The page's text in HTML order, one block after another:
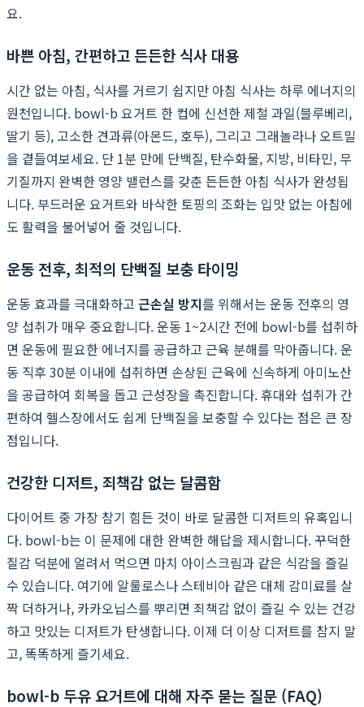
요.
바쁜 아침, 간편하고 든든한 식사 대용
시간 없는 아침, 식사를 거르기 쉽지만 아침 식사는 하루 에너지의
원천입니다. bowl-b 요거트 한 컵에 신선한 제철 과일(블루베리,
딸기 등), 고소한 견과류(아몬드, 호두), 그리고 그래놀라나 오트밀
을 곁들여보세요. 단 1분 만에 단백질, 탄수화물, 지방, 비타민, 무
기질까지 완벽한 영양 밸런스를 갖춘 든든한 아침 식사가 완성됩
니다. 부드러운 요거트와 바삭한 토핑의 조화는 입맛 없는 아침에
도 활력을 불어넣어 줄 것입니다.
운동 전후, 최적의 단백질 보충 타이밍
운동 효과를 극대화하고 근손실 방지를 위해서는 운동 전후의 영
양 섭취가 매우 중요합니다. 운동 1~2시간 전에 bowl-b를 섭취하
면 운동에 필요한 에너지를 공급하고 근육 분해를 막아줍니다. 운
동 직후 30분 이내에 섭취하면 손상된 근육에 신속하게 아미노산
을 공급하여 회복을 돕고 근성장을 촉진합니다. 휴대와 섭취가 간
편하여 헬스장에서도 쉽게 단백질을 보충할 수 있다는 점은 큰 장
점입니다.
건강한 디저트, 죄책감 없는 달콤함
다이어트 중 가장 참기 힘든 것이 바로 달콤한 디저트의 유혹입니
다. bowl-b는 이 문제에 대한 완벽한 해답을 제시합니다. 꾸덕한
질감 덕분에 얼려서 먹으면 마치 아이스크림과 같은 식감을 즐길
수 있습니다. 여기에 알룰로스나 스테비아 같은 대체 감미료를 살
짝 더하거나, 카카오닙스를 뿌리면 죄책감 없이 즐길 수 있는 건강
하고 맛있는 디저트가 탄생합니다. 이제 더 이상 디저트를 참지 말
고, 똑똑하게 즐기세요.
bowl-b 두유 요거트에 대해 자주 묻는 질문 (FAQ)